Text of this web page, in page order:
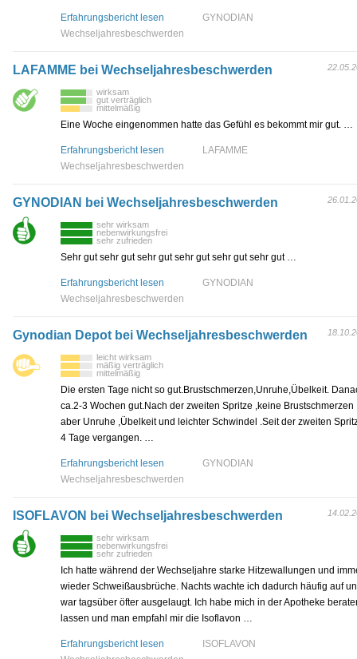
Erfahrungsbericht lesen
GYNODIAN
Wechseljahresbeschwerden
LAFAMME bei Wechseljahresbeschwerden
wirksam
gut verträglich
mittelmäßig
Eine Woche eingenommen hatte das Gefühl es bekommt mir gut. …
Erfahrungsbericht lesen
LAFAMME
Wechseljahresbeschwerden
GYNODIAN bei Wechseljahresbeschwerden
sehr wirksam
nebenwirkungsfrei
sehr zufrieden
Sehr gut sehr gut sehr gut sehr gut sehr gut sehr gut …
Erfahrungsbericht lesen
GYNODIAN
Wechseljahresbeschwerden
Gynodian Depot bei Wechseljahresbeschwerden
leicht wirksam
mäßig verträglich
mittelmäßig
Die ersten Tage nicht so gut.Brustschmerzen,Unruhe,Übelkeit.
ca.2-3 Wochen gut.Nach der zweiten Spritze ,keine Brustschmerzen
aber Unruhe ,Übelkeit und leichter Schwindel .Seit der zweiten
4 Tage vergangen. …
Erfahrungsbericht lesen
GYNODIAN
Wechseljahresbeschwerden
ISOFLAVON bei Wechseljahresbeschwerden
sehr wirksam
nebenwirkungsfrei
sehr zufrieden
Ich hatte während der Wechseljahre starke Hitzewallungen und
wieder Schweißausbrüche. Nachts wachte ich dadurch häufig auf
war tagsüber öfter ausgelaugt. Ich habe mich in der Apotheke
lassen und man empfahl mir die Isoflavon …
Erfahrungsbericht lesen
ISOFLAVON